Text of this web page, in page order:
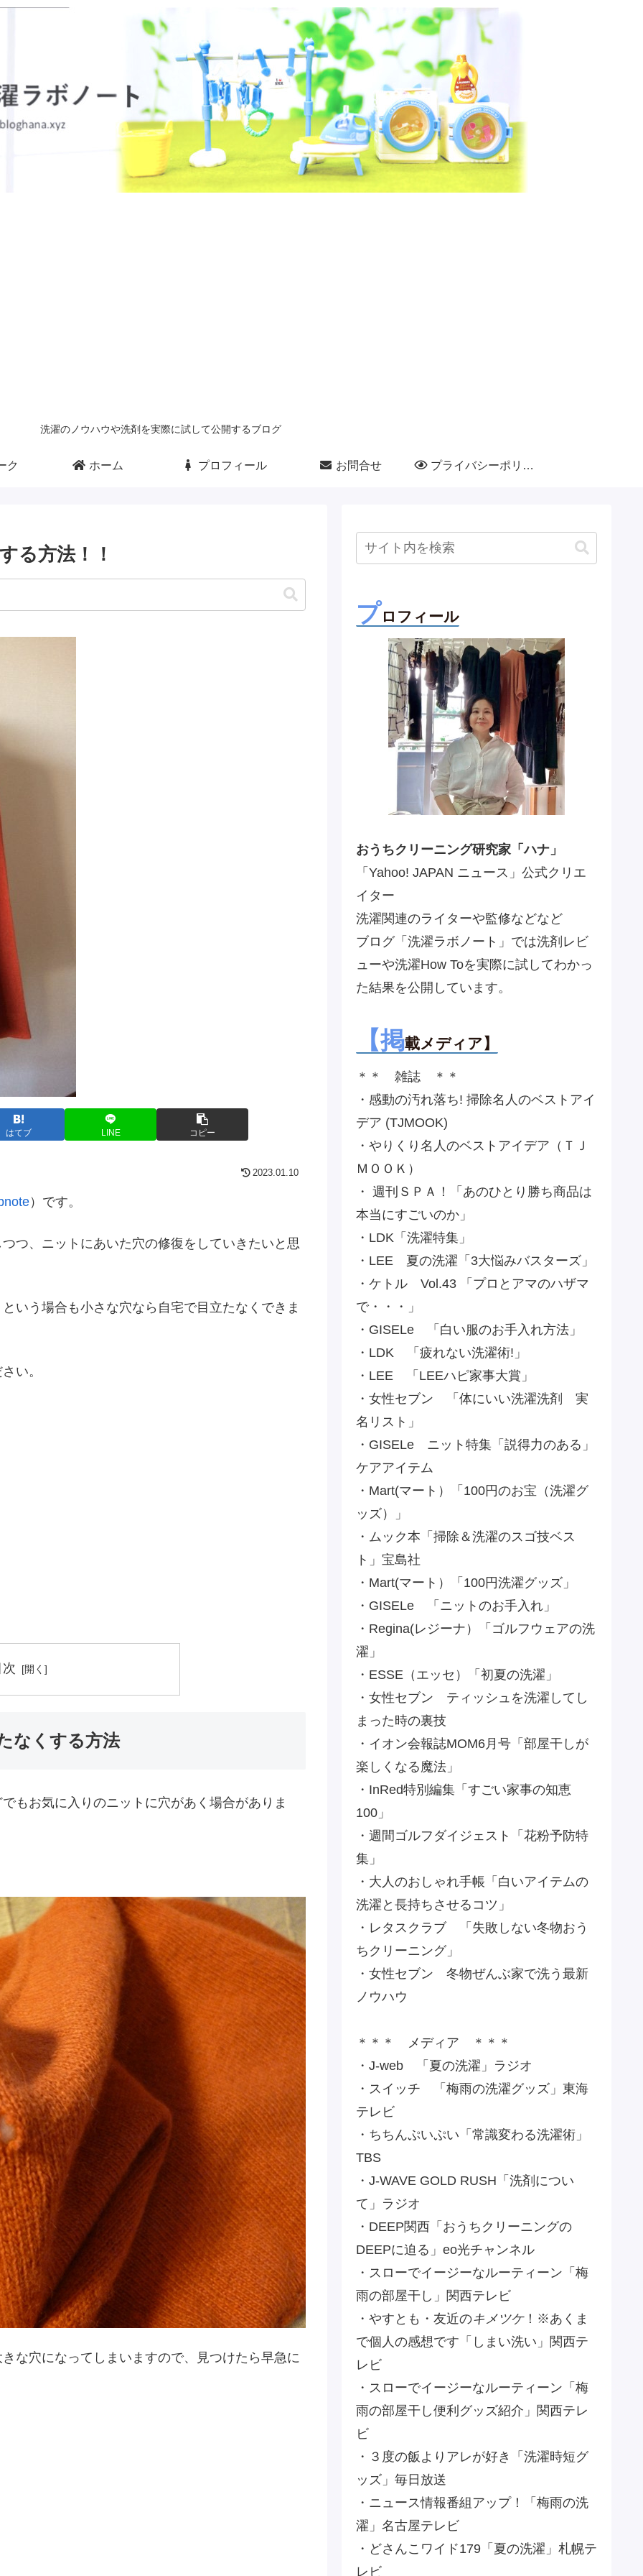
洗濯のノウハウや洗剤を実際に試して公開するブログ
ク ホーム プロフィール お問合せ プライバシーポリシー
る方法！！
はてブ LINE コピー
2023.01.10
）です。
つ、ニットにあいた穴の修復をしていきたいと思
いう場合も小さな穴なら自宅で目立たなくできま
い。
なくする方法
もお気に入りのニットに穴があく場合がありま
な穴になってしまいますので、見つけたら早急に
プロフィール
おうちクリーニング研究家「ハナ」
「Yahoo! JAPAN ニュース」公式クリエ
イター
洗濯関連のライターや監修などなど
ブログ「洗濯ラボノート」では洗剤レビ
ューや洗濯How Toを実際に試してわかっ
た結果を公開しています。
【掲載メディア】
＊＊ 雑誌 ＊＊
・感動の汚れ落ち! 掃除名人のベストアイ
デア (TJMOOK)
・やりくり名人のベストアイデア（ＴＪ
ＭＯＯＫ）
・ 週刊ＳＰＡ！「あのひとり勝ち商品は
本当にすごいのか」
・LDK「洗濯特集」
・LEE 夏の洗濯「3大悩みバスターズ」
・ケトル Vol.43 「プロとアマのハザマ
で・・・」
・GISELe 「白い服のお手入れ方法」
・LDK 「疲れない洗濯術!」
・LEE 「LEEハピ家事大賞」
・女性セブン 「体にいい洗濯洗剤 実
名リスト」
・GISELe ニット特集「説得力のある」
ケアアイテム
・Mart(マート）「100円のお宝（洗濯グ
ッズ）」
・ムック本「掃除＆洗濯のスゴ技ベス
ト」宝島社
・Mart(マート）「100円洗濯グッズ」
・GISELe 「ニットのお手入れ」
・Regina(レジーナ）「ゴルフウェアの洗
濯」
・ESSE（エッセ）「初夏の洗濯」
・女性セブン ティッシュを洗濯してし
まった時の裏技
・イオン会報誌MOM6月号「部屋干しが
楽しくなる魔法」
・InRed特別編集「すごい家事の知恵
100」
・週間ゴルフダイジェスト「花粉予防特
集」
・大人のおしゃれ手帳「白いアイテムの
洗濯と長持ちさせるコツ」
・レタスクラブ 「失敗しない冬物おう
ちクリーニング」
・女性セブン 冬物ぜんぶ家で洗う最新
ノウハウ
＊＊＊ メディア ＊＊＊
・J-web 「夏の洗濯」ラジオ
・スイッチ 「梅雨の洗濯グッズ」東海
テレビ
・ちちんぷいぷい「常識変わる洗濯術」
TBS
・J-WAVE GOLD RUSH「洗剤につい
て」ラジオ
・DEEP関西「おうちクリーニングの
DEEPに迫る」eo光チャンネル
・スローでイージーなルーティーン「梅
雨の部屋干し」関西テレビ
・やすとも・友近のキメツケ！※あくま
で個人の感想です「しまい洗い」関西テ
レビ
・スローでイージーなルーティーン「梅
雨の部屋干し便利グッズ紹介」関西テレ
ビ
・３度の飯よりアレが好き「洗濯時短グ
ッズ」毎日放送
・ニュース情報番組アップ！「梅雨の洗
濯」名古屋テレビ
・どさんこワイド179「夏の洗濯」札幌テ
レビ